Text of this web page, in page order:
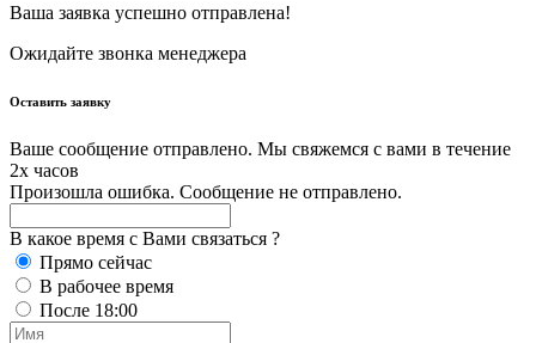
Ваша заявка успешно отправлена!
Ожидайте звонка менеджера
Оставить заявку
Ваше сообщение отправлено. Мы свяжемся с вами в течение
2х часов
Произошла ошибка. Сообщение не отправлено.
В какое время с Вами связаться ?
Прямо сейчас
В рабочее время
После 18:00